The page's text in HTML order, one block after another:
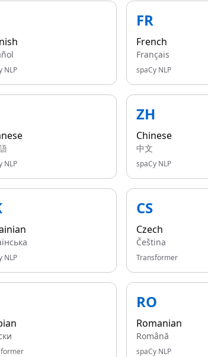
NLP
FR
French
Français
spaCy NLP
NLP
ZH
Chinese
中文
spaCy NLP
NLP
CS
Czech
Čeština
Transformer
RO
Romanian
Română
spaCy NLP